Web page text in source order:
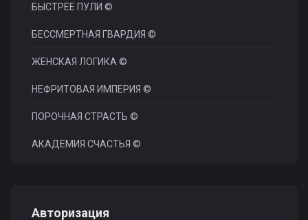
БЫСТРЕЕ ПУЛИ ©
БЕССМЕРТНАЯ ГВАРДИЯ ©
ЖЕНСКАЯ ЛОГИКА ©
НЕФРИТОВАЯ ИМПЕРИЯ ©
ПОРОЧНАЯ СТРАСТЬ ©
АКАДЕМИЯ СЧАСТЬЯ ©
Авторизация